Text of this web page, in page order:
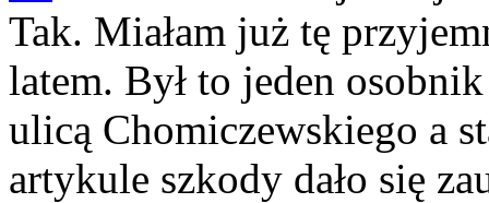
Tak. Miałam już tę
latem. Był to jeden
ulicą Chomiczewskiego a
artykule szkody dało się